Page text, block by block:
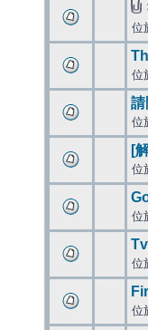
位
位
位
[
位
位
位
位